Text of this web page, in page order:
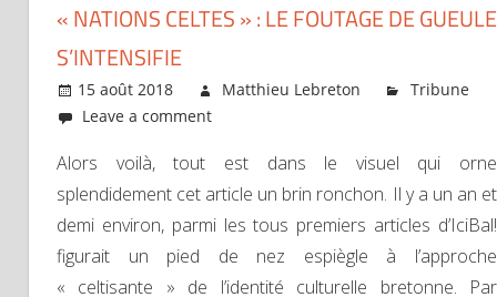
« NATIONS CELTES » : LE FOUTAGE DE GUEULE
S’INTENSIFIE
15 août 2018 Matthieu Lebreton
Tribune
Leave a comment
Alors voilà, tout est dans le visuel qui orne
splendidement cet article un brin ronchon. Il y a un an et
demi environ, parmi les tous premiers articles d’IciBal!
figurait un pied de nez espiègle à l’approche
« celtisante » de l’identité culturelle bretonne. Par